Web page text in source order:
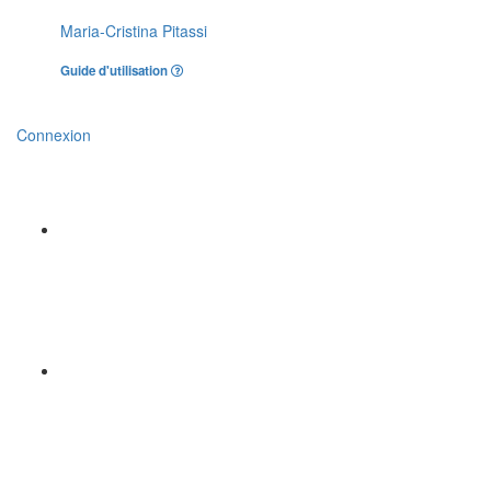
Maria-Cristina Pitassi
Guide d'utilisation
Connexion